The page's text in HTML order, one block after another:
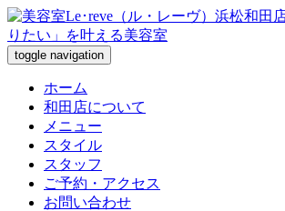
toggle navigation
ホーム
和田店について
メニュー
スタイル
スタッフ
ご予約・アクセス
お問い合わせ